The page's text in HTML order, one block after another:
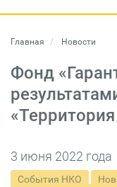
Главная Новости
Фонд
3 июня 2022 года
События НКО